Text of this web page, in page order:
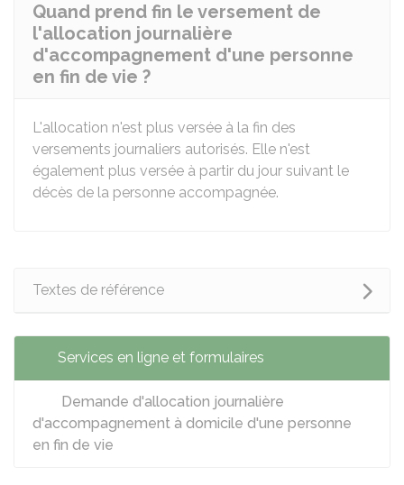
Quand prend fin le versement de
l'allocation journalière
d'accompagnement d'une personne
en fin de vie ?
L'allocation n'est plus versée à la fin des
versements journaliers autorisés. Elle n'est
également plus versée à partir du jour suivant le
décès de la personne accompagnée.
Textes de référence
Services en ligne et formulaires
Demande d'allocation journalière
d'accompagnement à domicile d'une personne
en fin de vie